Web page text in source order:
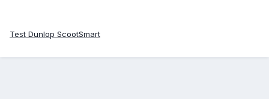
Test Dunlop ScootSmart